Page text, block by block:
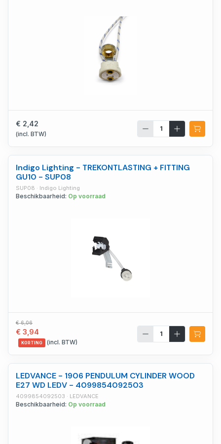
€ 2,42
(incl. BTW)
Indigo Lighting - TREKONTLASTING + FITTING
GU10 - SUP08
SUP08 · Indigo Lighting
Beschikbaarheid: Op voorraad
€ 6,06
€ 3,94
KORTING (incl. BTW)
LEDVANCE - 1906 PENDULUM CYLINDER WOOD
E27 WD LEDV - 4099854092503
4099854092503 · LEDVANCE
Beschikbaarheid: Op voorraad